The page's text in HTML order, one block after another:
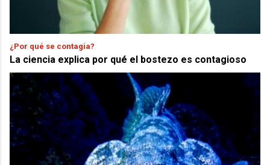
¿Por qué se contagia?
La ciencia explica por qué el bostezo es contagioso